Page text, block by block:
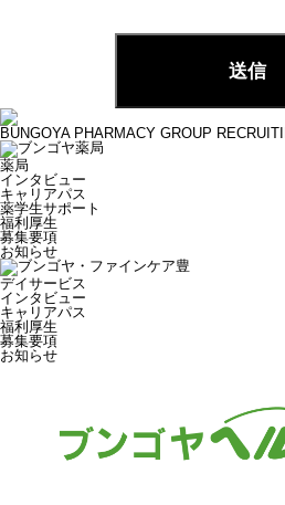
BUNGOYA PHARMACY GROUP
薬局
インタビュー
キャリアパス
薬学生サポート
福利厚生
募集要項
お知らせ
デイサービス
インタビュー
キャリアパス
福利厚生
募集要項
お知らせ